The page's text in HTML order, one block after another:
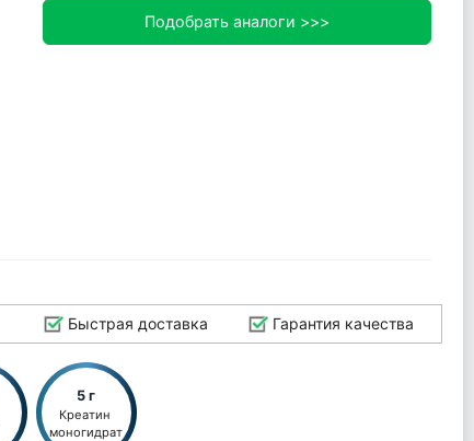
Подобрать аналоги >>>
Быстрая доставка Гарантия качества
5 г
Креатин
моногидрат